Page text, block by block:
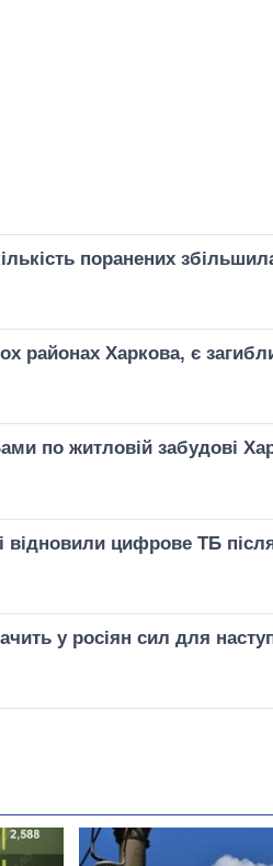
поранених
районах Харкова, є
по житловій забудові
відновили цифрове ТБ
у росіян сил для